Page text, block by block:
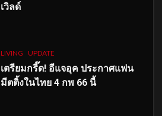
เวิลด์
LIVING UPDATE
เตรียมกรี๊ด! อีแจอุค ประกาศแฟน
มีตติ้งในไทย 4 กพ 66 นี้